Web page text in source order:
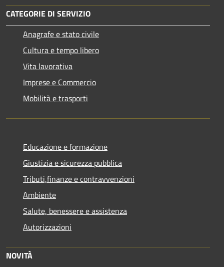
CATEGORIE DI SERVIZIO
Anagrafe e stato civile
Cultura e tempo libero
Vita lavorativa
Imprese e Commercio
Mobilità e trasporti
Educazione e formazione
Giustizia e sicurezza pubblica
Tributi,finanze e contravvenzioni
Ambiente
Salute, benessere e assistenza
Autorizzazioni
NOVITÀ